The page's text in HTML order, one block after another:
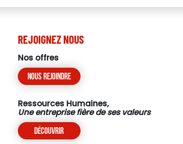
REJOIGNEZ NOUS
Nos offres
Nous rejoindre
Ressources Humaines,
Une entreprise fière de ses valeurs
Découvrir